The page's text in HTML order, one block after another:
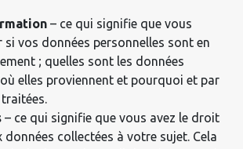
– ce qui signifie que vous
si vos données personnelles sont en
; quelles sont les données
elles proviennent et pourquoi et par
– ce qui signifie que vous avez le droit
données collectées à votre sujet. Cela